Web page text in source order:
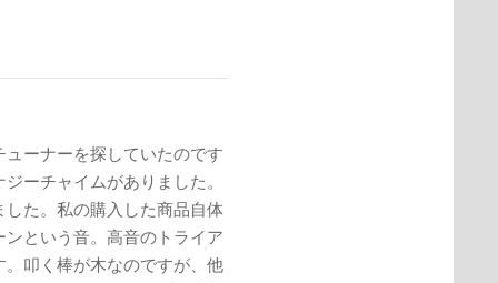
ーナーを探していたのです
ーチャイムがありました。
た。私の購入した商品自体
という音。高音のトライア
叩く棒が木なのですが、他